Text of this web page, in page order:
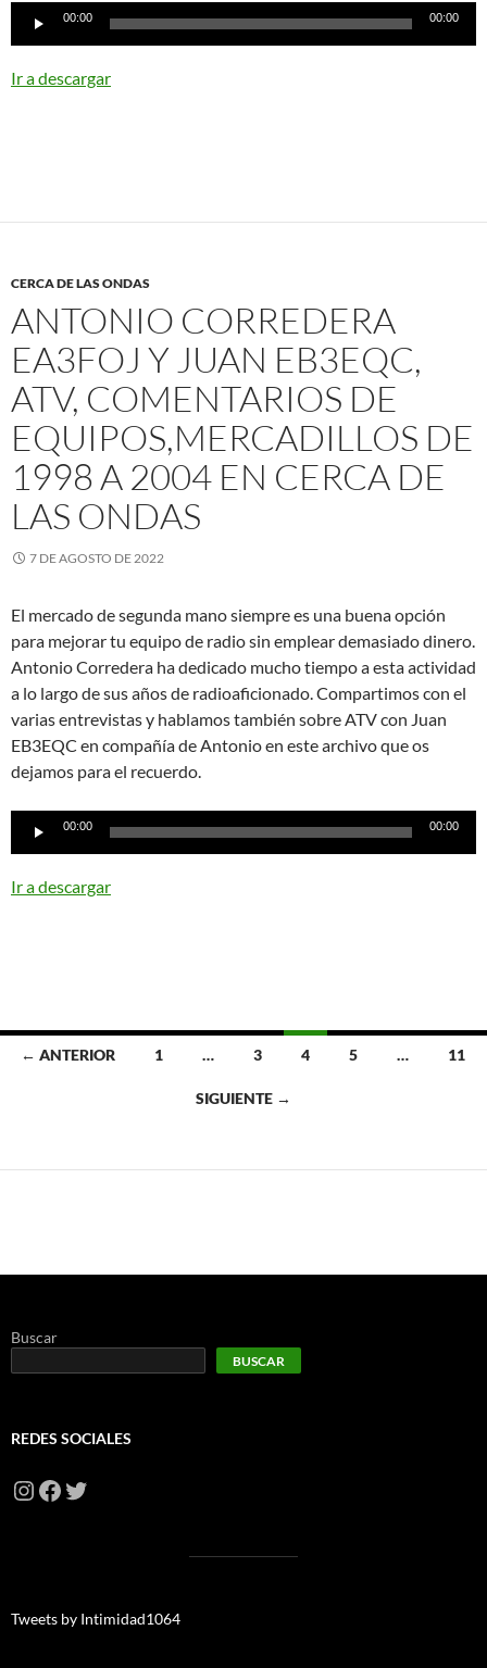
Reproductor
00:00 00:00
Ir a descargar
CERCA DE LAS ONDAS
ANTONIO CORREDERA
EA3FOJ Y JUAN EB3EQC,
ATV, COMENTARIOS DE
EQUIPOS,MERCADILLOS DE
1998 A 2004 EN CERCA DE
LAS ONDAS
7 DE AGOSTO DE 2022
El mercado de segunda mano siempre es una buena opción
para mejorar tu equipo de radio sin emplear demasiado dinero.
Antonio Corredera ha dedicado mucho tiempo a esta actividad
a lo largo de sus años de radioaficionado. Compartimos con el
varias entrevistas y hablamos también sobre ATV con Juan
EB3EQC en compañía de Antonio en este archivo que os
dejamos para el recuerdo.
Reproductor
00:00 00:00
Ir a descargar
entradas
← ANTERIOR 1 … 3 4 5 … 11
SIGUIENTE →
Buscar
BUSCAR
REDES SOCIALES
Instagram
Facebook
Twitter
Tweets by Intimidad1064